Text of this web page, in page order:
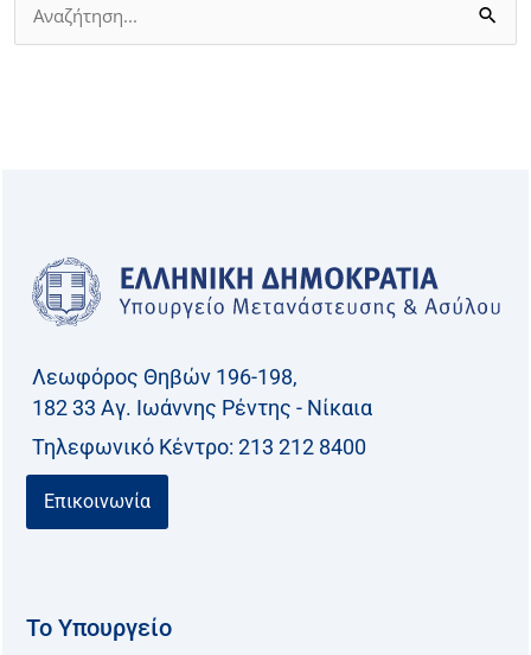
Αναζήτηση
για:
Λεωφόρος Θηβών 196-198,
182 33 Aγ. Ιωάννης Ρέντης - Νίκαια
Τηλεφωνικό Kέντρο: 213 212 8400
Επικοινωνία
Το Υπουργείο